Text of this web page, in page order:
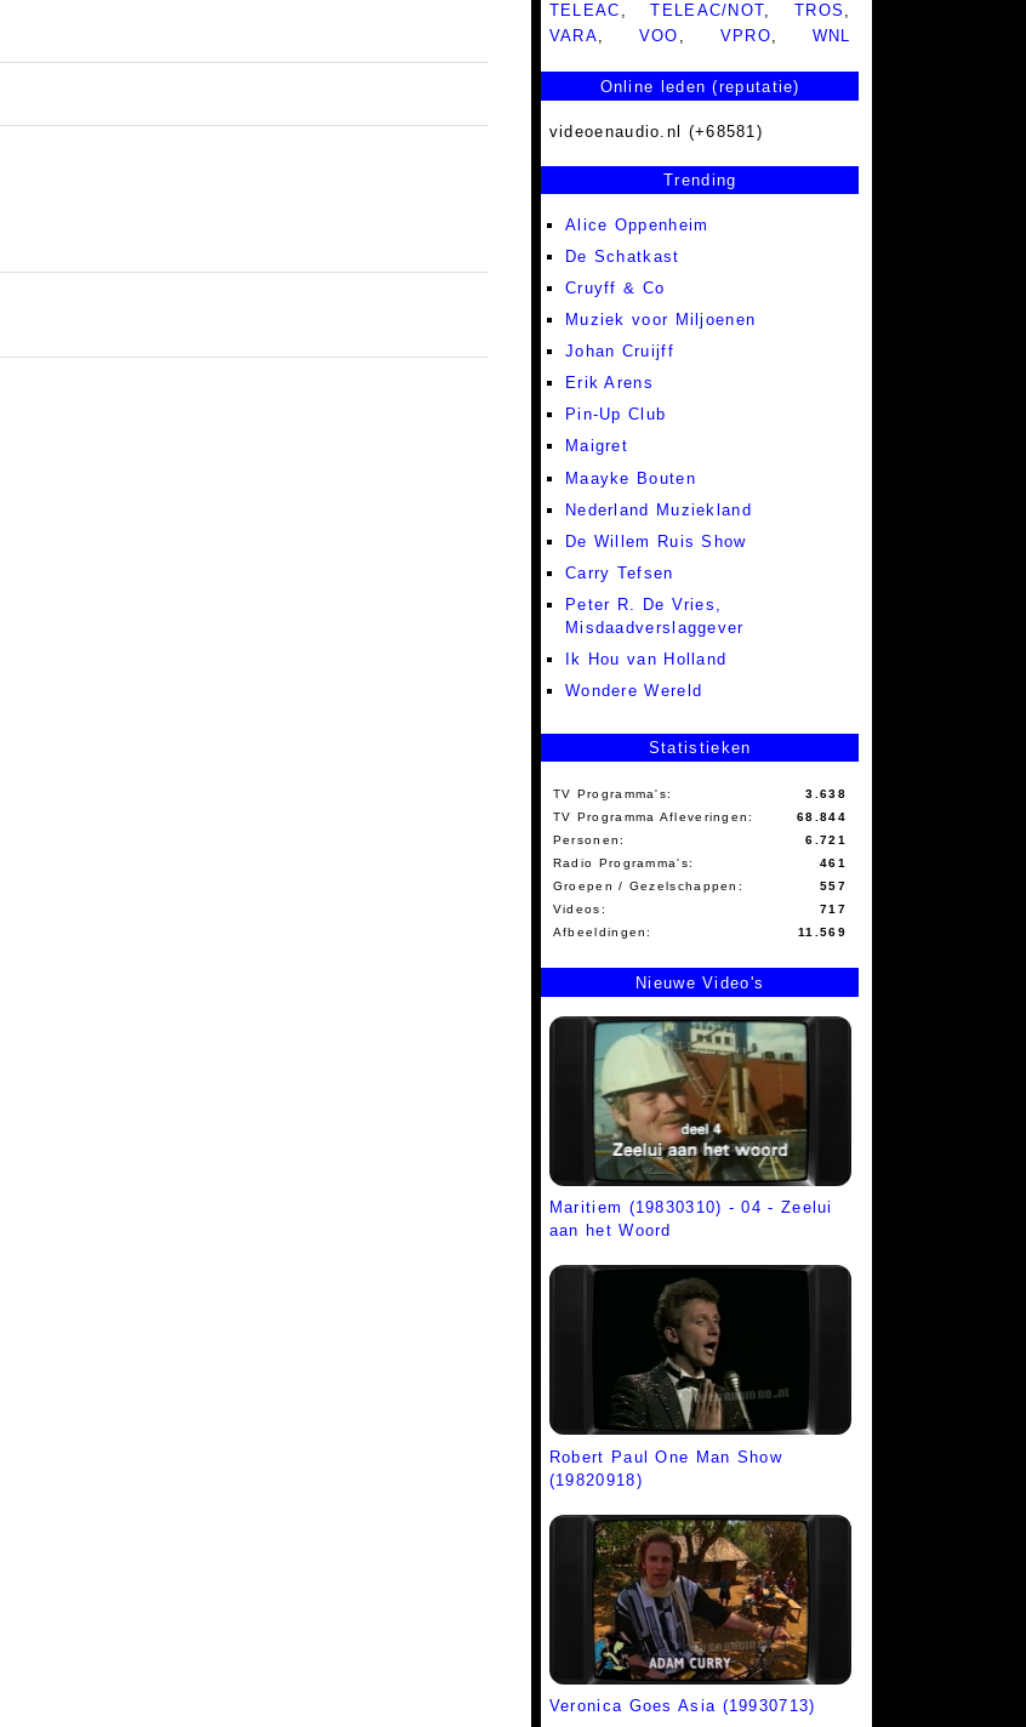
TELEAC ,TELEAC/NOT,TROS ,
VARA, VOO , VPRO, WNL
Online leden (reputatie)
videoenaudio.nl (+68581)
Trending
Alice Oppenheim
De Schatkast
Cruyff & Co
Muziek voor Miljoenen
Johan Cruijff
Erik Arens
Pin-Up Club
Maigret
Maayke Bouten
Nederland Muziekland
De Willem Ruis Show
Carry Tefsen
Peter R. De Vries,
Misdaadverslaggever
Ik Hou van Holland
Wondere Wereld
Statistieken
TV Programma's:
3.638
TV Programma Afleveringen:
68.844
Personen:
6.721
Radio Programma's:
461
Groepen / Gezelschappen:
557
Videos:
717
Afbeeldingen:
11.569
Nieuwe Video's
Maritiem (19830310) - 04 - Zeelui
aan het Woord
Robert Paul One Man Show
(19820918)
Veronica Goes Asia (19930713)